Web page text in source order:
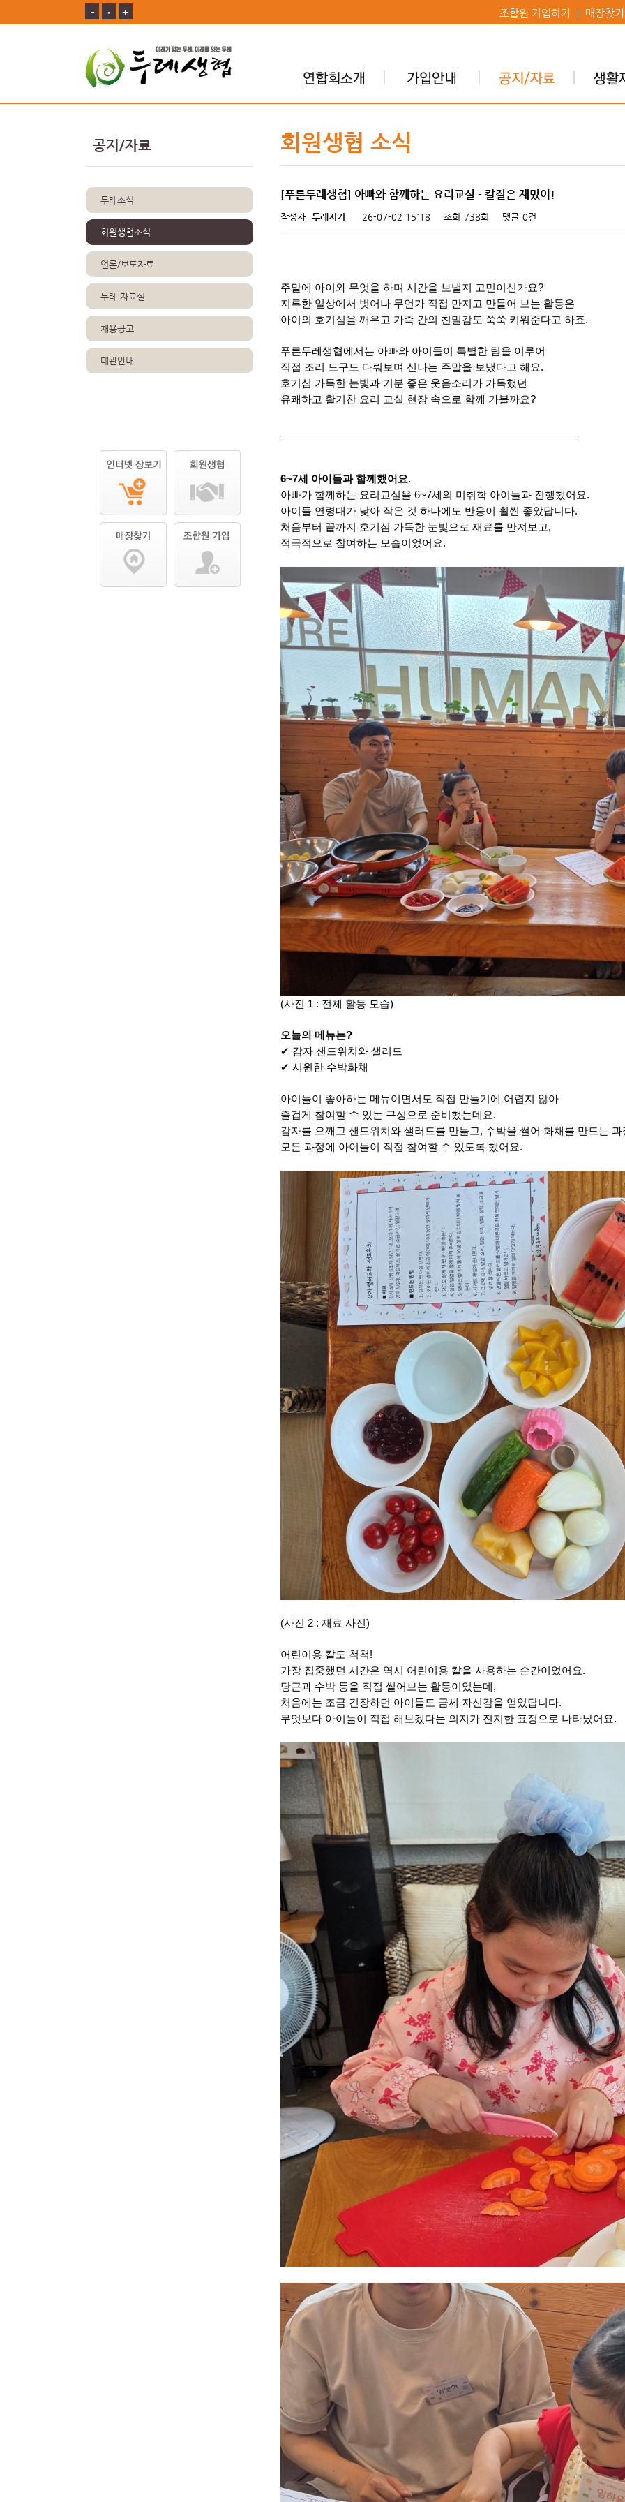
- ㆍ + 조합원 가입하기 매장찾기
공지/자료
두레소식
회원생협소식
언론/보도자료
두레 자료실
채용공고
대관안내
회원생협 소식
[푸른두레생협] 아빠와 함께하는 요리교실 - 칼질은 재밌어!
작성자 두레지기 26-07-02 15:18 조회 738회 댓글 0건
주말에 아이와 무엇을 하며 시간을 보낼지 고민이신가요?
지루한 일상에서 벗어나 무언가 직접 만지고 만들어 보는 활동은
아이의 호기심을 깨우고 가족 간의 친밀감도 쑥쑥 키워준다고 하죠.
푸른두레생협에서는 아빠와 아이들이 특별한 팀을 이루어
직접 조리 도구도 다뤄보며 신나는 주말을 보냈다고 해요.
호기심 가득한 눈빛과 기분 좋은 웃음소리가 가득했던
유쾌하고 활기찬 요리 교실 현장 속으로 함께 가볼까요?
6~7세 아이들과 함께했어요.
아빠가 함께하는 요리교실을 6~7세의 미취학 아이들과 진행했어요.
아이들 연령대가 낮아 작은 것 하나에도 반응이 훨씬 좋았답니다.
처음부터 끝까지 호기심 가득한 눈빛으로 재료를 만져보고,
적극적으로 참여하는 모습이었어요.
(사진 1 : 전체 활동 모습)
오늘의 메뉴는?
✔ 감자 샌드위치와 샐러드
✔ 시원한 수박화채
아이들이 좋아하는 메뉴이면서도 직접 만들기에 어렵지 않아
즐겁게 참여할 수 있는 구성으로 준비했는데요.
감자를 으깨고 샌드위치와 샐러드를 만들고, 수박을 썰어 화채를 만드는 과
모든 과정에 아이들이 직접 참여할 수 있도록 했어요.
(사진 2 : 재료 사진)
어린이용 칼도 척척!
가장 집중했던 시간은 역시 어린이용 칼을 사용하는 순간이었어요.
당근과 수박 등을 직접 썰어보는 활동이었는데,
처음에는 조금 긴장하던 아이들도 금세 자신감을 얻었답니다.
무엇보다 아이들이 직접 해보겠다는 의지가 진지한 표정으로 나타났어요.